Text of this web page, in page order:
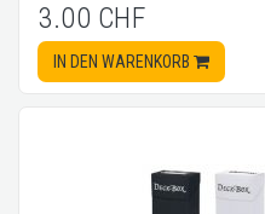
3.00 CHF
IN DEN WARENKORB